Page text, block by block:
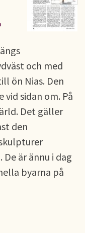
och med
ön Nias. Den
sidan om. På
Det gäller
den
är ännu i dag
byarna på